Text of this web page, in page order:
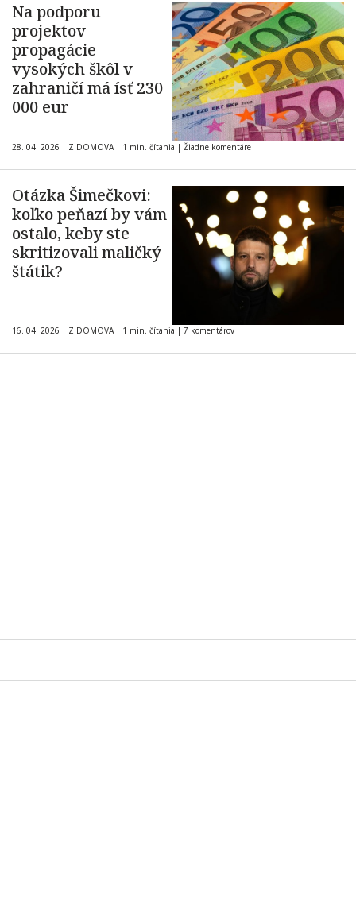
Na podporu
projektov
propagácie
vysokých škôl v
zahraničí má ísť 230
000 eur
28. 04. 2026 | Z DOMOVA | 1 min. čítania | Žiadne komentáre
Otázka Šimečkovi:
koľko peňazí by vám
ostalo, keby ste
skritizovali maličký
štátik?
16. 04. 2026 | Z DOMOVA | 1 min. čítania | 7 komentárov